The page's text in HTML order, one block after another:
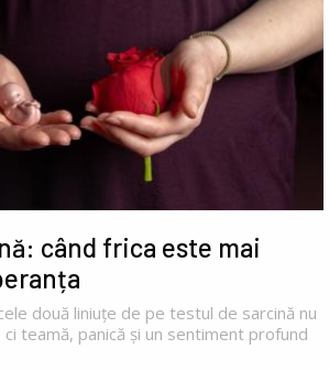
când frica este mai
două liniuțe de pe testul de sarcină nu
teamă, panică și un sentiment profund